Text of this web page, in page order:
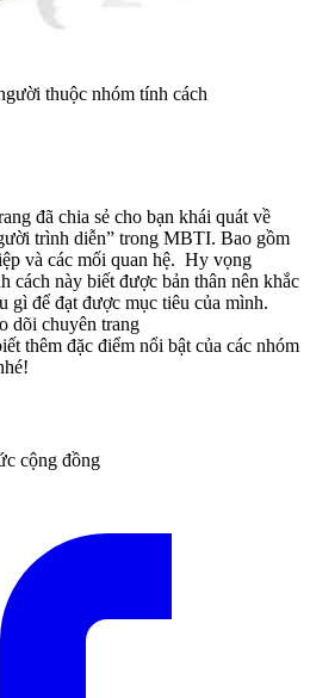
thuộc nhóm tính cách
đã chia sẻ cho bạn khái quát về
trình diễn” trong MBTI. Bao gồm
và các mối quan hệ. Hy vọng
cách này biết được bản thân nên khắc
gì để đạt được mục tiêu của mình.
dõi chuyên trang
thêm đặc điểm nổi bật của các nhóm
cộng đồng